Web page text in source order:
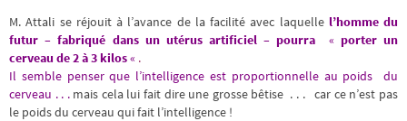
M. Attali se réjouit à l’avance de la facilité avec laquelle l’homme du
futur – fabriqué dans un utérus artificiel – pourra
« porter un
cerveau de 2 à 3 kilos« .
Il semble penser que l’intelligence est proportionnelle au poids du
cerveau . . .mais cela lui fait dire une grosse bêtise . . . car ce n’est pas
le poids du cerveau qui fait l’intelligence !